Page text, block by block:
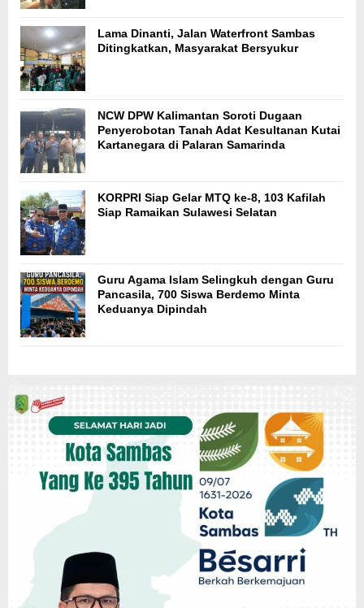
Lama Dinanti, Jalan Waterfront Sambas
Ditingkatkan, Masyarakat Bersyukur
NCW DPW Kalimantan Soroti Dugaan
Penyerobotan Tanah Adat Kesultanan Kutai
Kartanegara di Palaran Samarinda
KORPRI Siap Gelar MTQ ke-8, 103 Kafilah
Siap Ramaikan Sulawesi Selatan
Guru Agama Islam Selingkuh dengan Guru
Pancasila, 700 Siswa Berdemo Minta
Keduanya Dipindah